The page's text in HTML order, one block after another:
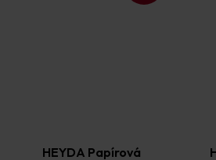
HEYDA Papírová